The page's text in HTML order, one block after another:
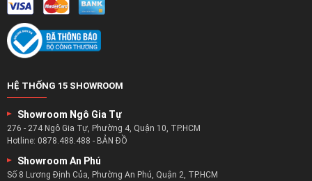
HỆ THỐNG 15 SHOWROOM
Showroom Ngô Gia Tự
276 - 274 Ngô Gia Tự, Phường 4, Quận 10, TP.HCM
Hotline: 0878.488.488 - BẢN ĐỒ
Showroom An Phú
Số 8 Lương Định Của, Phường An Phú, Quận 2, TP.HCM